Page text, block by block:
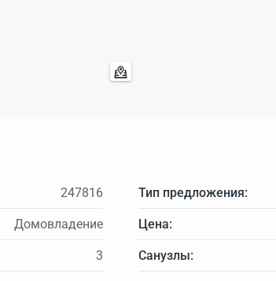
247816 Тип предложения:
Домовладение Цена:
3 Санузлы: